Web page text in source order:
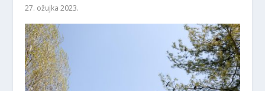
27. ožujka 2023.